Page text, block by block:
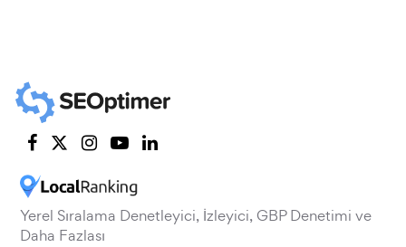
Yerel Sıralama Denetleyici, İzleyici, GBP Denetimi ve
Daha Fazlası